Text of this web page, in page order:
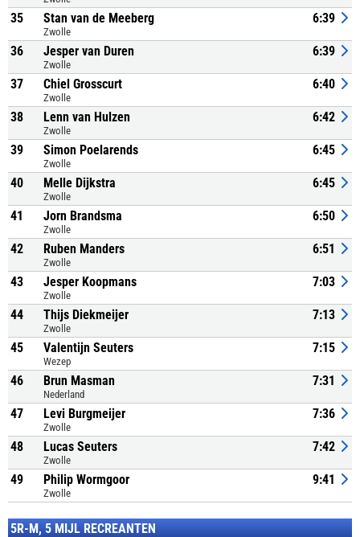
35 Stan van de Meeberg
Zwolle
6:39
36 Jesper van Duren
Zwolle
6:39
37 Chiel Grosscurt
Zwolle
6:40
38 Lenn van Hulzen
Zwolle
6:42
39 Simon Poelarends
Zwolle
6:45
40 Melle Dijkstra
Zwolle
6:45
41 Jorn Brandsma
Zwolle
6:50
42 Ruben Manders
Zwolle
6:51
43 Jesper Koopmans
Zwolle
7:03
44 Thijs Diekmeijer
Zwolle
7:13
45 Valentijn Seuters
Wezep
7:15
46 Brun Masman
Nederland
7:31
47 Levi Burgmeijer
Zwolle
7:36
48 Lucas Seuters
Zwolle
7:42
49 Philip Wormgoor
Zwolle
9:41
5R-M, 5 MIJL RECREANTEN